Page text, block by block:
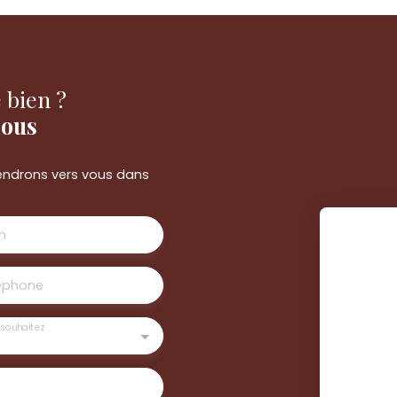
?
vers vous dans